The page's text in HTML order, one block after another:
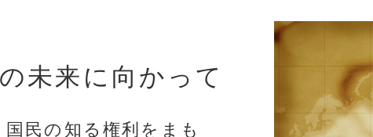
未来に向かって
民の知る権利をまも